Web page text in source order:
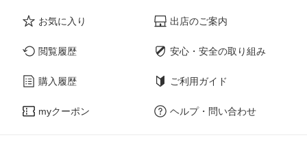
お気に入り
閲覧履歴
購入履歴
myクーポン
出店のご案内
安心・安全の取り組み
ご利用ガイド
ヘルプ・問い合わせ